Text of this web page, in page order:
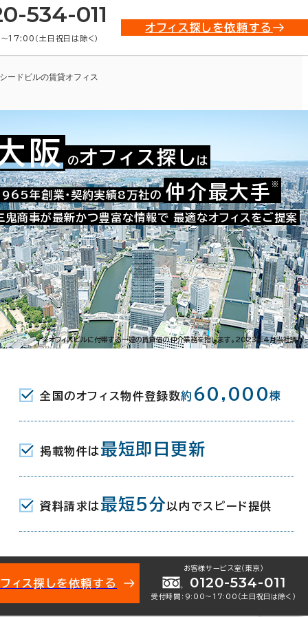
534-011
17:00（土日祝日は除く）
オフィス探しを依頼する
ードビルの賃貸オフィス
お問い合わせ番号：009-07800
久太郎町1-6-5
駅(地下鉄堺筋線･中央線) 3番口 1
下鉄御堂筋線･四つ橋線･中央線) 12番
下鉄堺筋線/京阪本線) 5番口 14
下1階建
阪 のオフィス探し は
年創業・契約実績8万社の 仲介最大手 ※
鬼商事が最新かつ豊富な情報で 最適なオフィスをご提案
※オフィスビルに付帯する一連の賃貸借の仲介業務を指します。2023年4月当社調べ
全国のオフィス物件登録数約 60,000棟
掲載物件は 最短即日更新
資料請求は 最短5分 以内でスピード提供
ィス探しを依頼する
お客様サービス室（東京）
0120-534-011
受付時間：9:00〜17:00（土日祝日は除く）